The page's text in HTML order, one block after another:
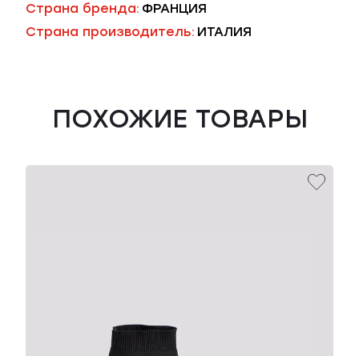
Страна бренда: ФРАНЦИЯ
Страна производитель: ИТАЛИЯ
ПОХОЖИЕ ТОВАРЫ